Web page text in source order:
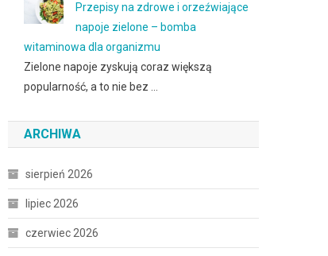
Przepisy na zdrowe i orzeźwiające
napoje zielone – bomba
witaminowa dla organizmu
Zielone napoje zyskują coraz większą
popularność, a to nie bez …
ARCHIWA
sierpień 2026
lipiec 2026
czerwiec 2026